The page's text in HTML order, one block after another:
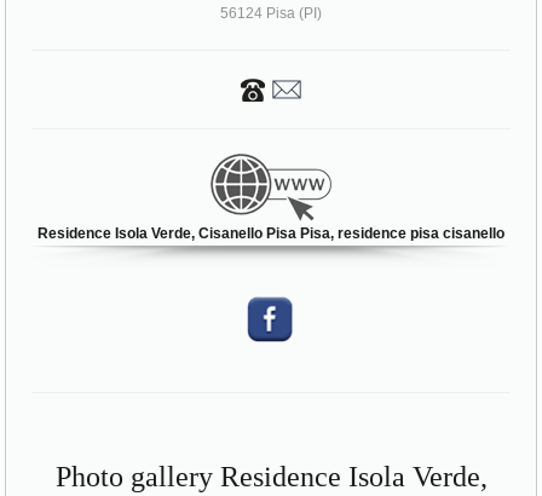
56124 Pisa (PI)
Residence Isola Verde, Cisanello Pisa Pisa, residence pisa cisanello
Photo gallery Residence Isola Verde,